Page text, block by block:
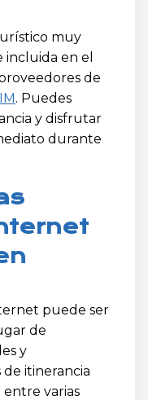
muy
en el
de
. Puedes
y disfrutar
durante
puede ser
de
y
itinerancia
varias